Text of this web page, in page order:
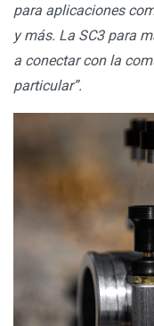
para aplicaciones
y más. La SC3 para
a conectar con la
particular”.